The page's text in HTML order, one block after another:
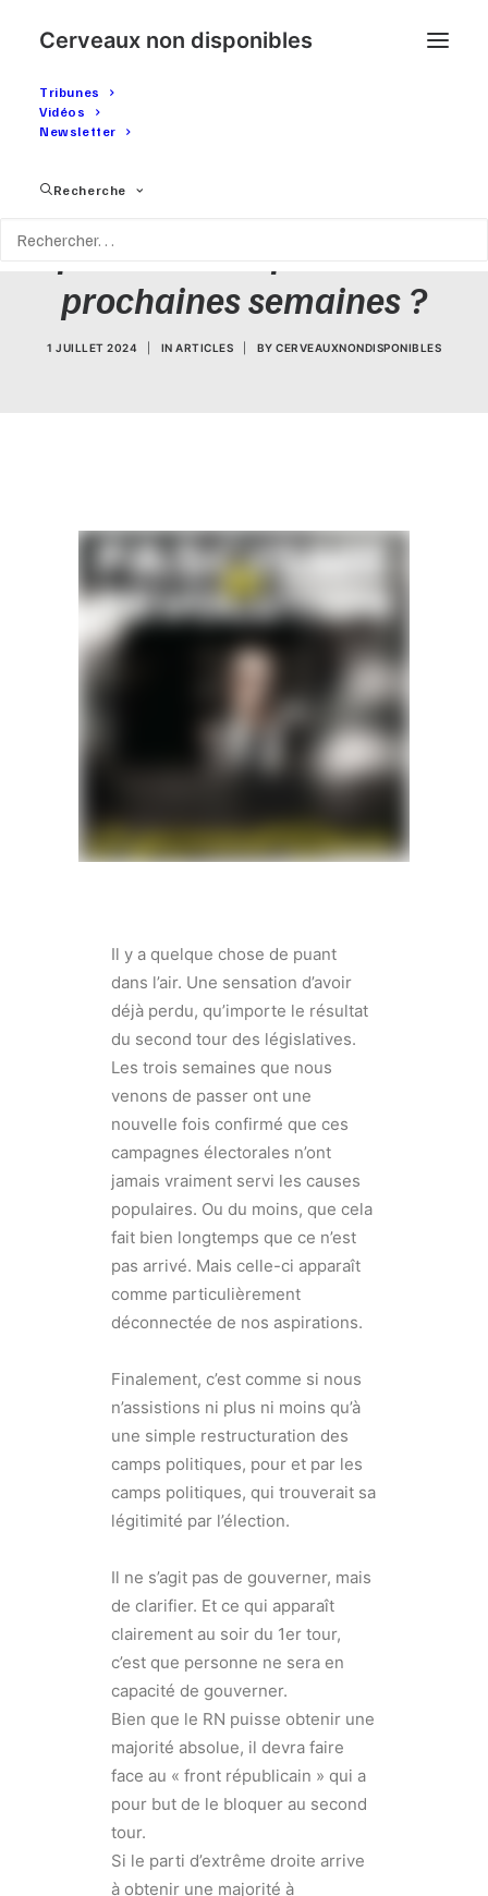
Cerveaux non disponibles
Tribunes
Vidéos
Newsletter
RechercheRÉVOLUTION : Que
pourrait-il se passer les
prochaines semaines ?
1 JUILLET 2024 IN ARTICLES BY CERVEAUXNONDISPONIBLES
Il y a quelque chose de puant
dans l’air. Une sensation d’avoir
déjà perdu, qu’importe le résultat
du second tour des législatives.
Les trois semaines que nous
venons de passer ont une
nouvelle fois confirmé que ces
campagnes électorales n’ont
jamais vraiment servi les causes
populaires. Ou du moins, que cela
fait bien longtemps que ce n’est
pas arrivé. Mais celle-ci apparaît
comme particulièrement
déconnectée de nos aspirations.
Finalement, c’est comme si nous
n’assistions ni plus ni moins qu’à
une simple restructuration des
camps politiques, pour et par les
camps politiques, qui trouverait sa
légitimité par l’élection.
Il ne s’agit pas de gouverner, mais
de clarifier. Et ce qui apparaît
clairement au soir du 1er tour,
c’est que personne ne sera en
capacité de gouverner.
Bien que le RN puisse obtenir une
majorité absolue, il devra faire
face au « front républicain » qui a
pour but de le bloquer au second
tour.
Si le parti d’extrême droite arrive
à obtenir une majorité à